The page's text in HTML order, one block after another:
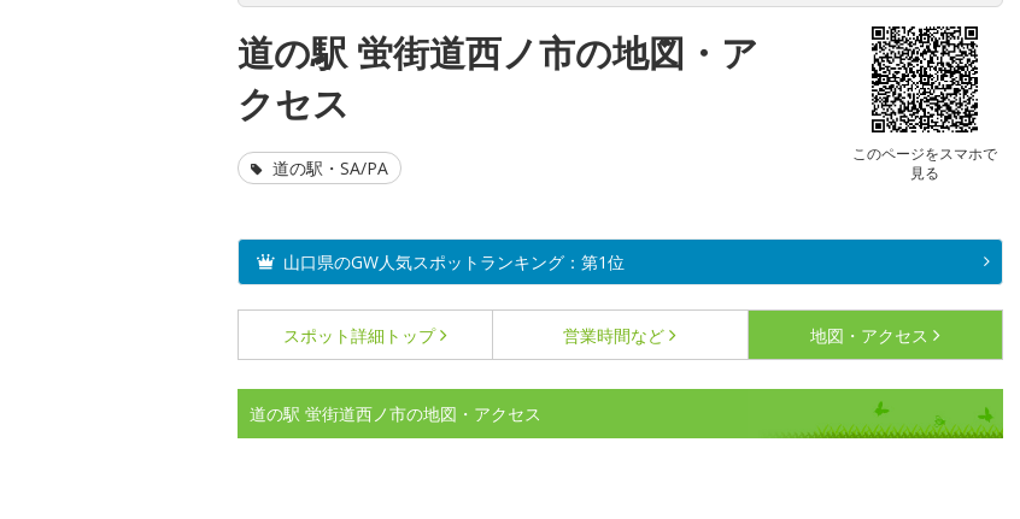
道の駅 蛍街道西ノ市の地図・ア
クセス
このページをスマホで
見る
道の駅・SA/PA
山口県のGW人気スポットランキング：第1位
スポット詳細 トップ 営業時間など 地図・アクセス
道の駅 蛍街道西ノ市の地図・アクセス